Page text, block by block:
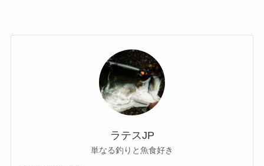
ラテスJP
単なる釣りと魚食好き